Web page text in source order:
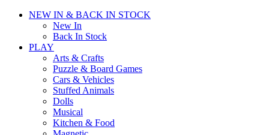
NEW IN & BACK IN STOCK
New In
Back In Stock
PLAY
Arts & Crafts
Puzzle & Board Games
Cars & Vehicles
Stuffed Animals
Dolls
Musical
Kitchen & Food